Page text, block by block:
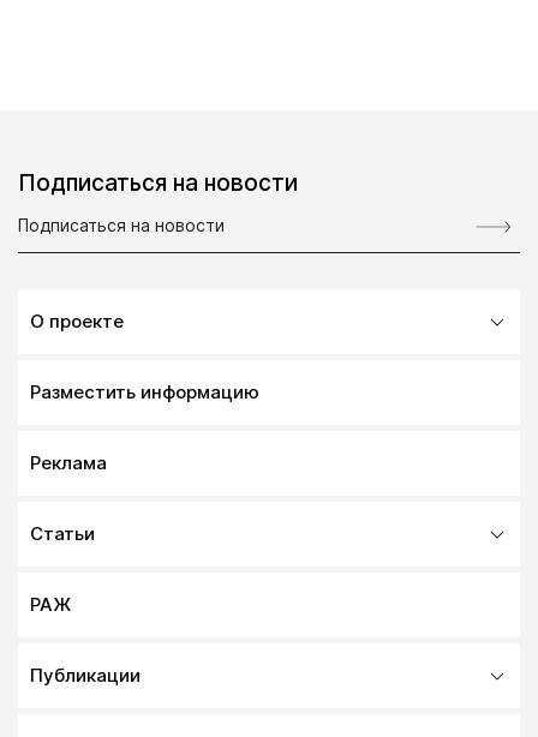
Подписаться на новости
О проекте
Разместить информацию
Реклама
Статьи
РАЖ
Публикации